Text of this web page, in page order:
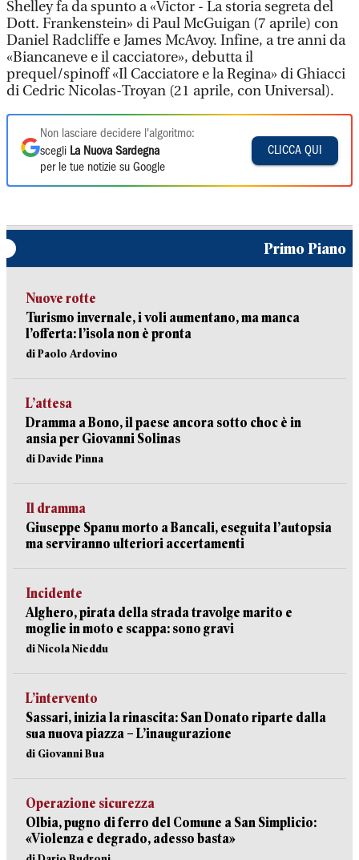
Shelley fa da spunto a «Victor - La storia segreta del
Dott. Frankenstein» di Paul McGuigan (7 aprile) con
Daniel Radcliffe e James McAvoy. Infine, a tre anni da
«Biancaneve e il cacciatore», debutta il
prequel/spinoff «Il Cacciatore e la Regina» di Ghiacci
di Cedric Nicolas-Troyan (21 aprile, con Universal).
Non lasciare decidere l'algoritmo:
scegli La Nuova Sardegna
per le tue notizie su Google
CLICCA QUI
Primo Piano
Nuove rotte
Turismo invernale, i voli aumentano, ma manca
l’offerta: l’isola non è pronta
di Paolo Ardovino
L’attesa
Dramma a Bono, il paese ancora sotto choc è in
ansia per Giovanni Solinas
di Davide Pinna
Il dramma
Giuseppe Spanu morto a Bancali, eseguita l’autopsia
ma serviranno ulteriori accertamenti
Incidente
Alghero, pirata della strada travolge marito e
moglie in moto e scappa: sono gravi
di Nicola Nieddu
L’intervento
Sassari, inizia la rinascita: San Donato riparte dalla
sua nuova piazza – L’inaugurazione
di Giovanni Bua
Operazione sicurezza
Olbia, pugno di ferro del Comune a San Simplicio:
«Violenza e degrado, adesso basta»